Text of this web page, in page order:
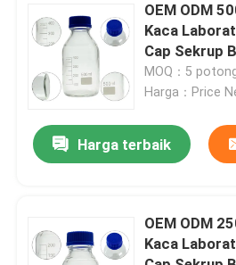
Kontrol kualitas
Permintaan Penawaran
Bahan Baku Kimia Sehari-hari
Perantara Kimia Halus
OEM ODM
Kaca
Cap Sekrup
MOQ：5
Harga：Price
Harga terbaik
OEM ODM
Kaca